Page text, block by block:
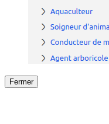
Fermer